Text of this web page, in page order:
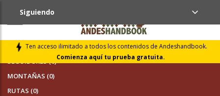
Ten acceso ilimitado a todos los contenidos de Andeshandbook.
Comienza aquí tu prueba gratuita.
Siguiendo
SEGUIDORES (0)
MONTAÑAS (0)
RUTAS (0)